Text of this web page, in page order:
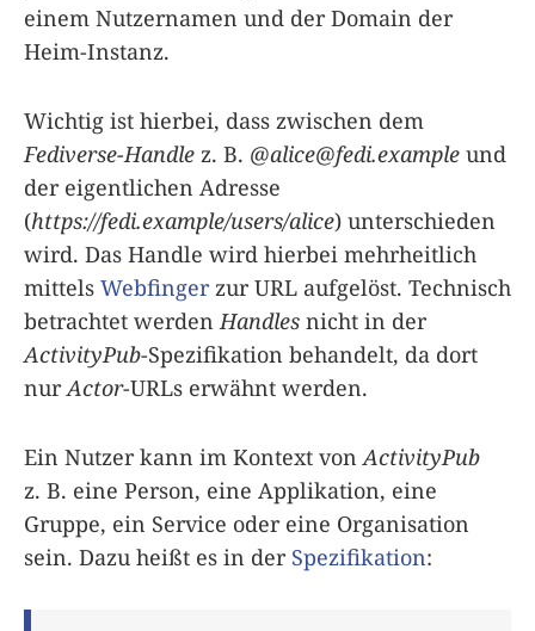
einem Nutzernamen und der Domain der
Heim-Instanz.
Wichtig ist hierbei, dass zwischen dem
Fediverse-Handle z. B. @alice@fedi.example und
der eigentlichen Adresse
(https://fedi.example/users/alice) unterschieden
wird. Das Handle wird hierbei mehrheitlich
mittels Webfingerzur URL aufgelöst. Technisch
betrachtet werden Handles nicht in der
ActivityPub-Spezifikation behandelt, da dort
nurActor-URLs erwähnt werden.
Ein Nutzer kann im Kontext von ActivityPub
z. B. eine Person, eine Applikation, eine
Gruppe, ein Service oder eine Organisation
sein. Dazu heißt es in der Spezifikation: